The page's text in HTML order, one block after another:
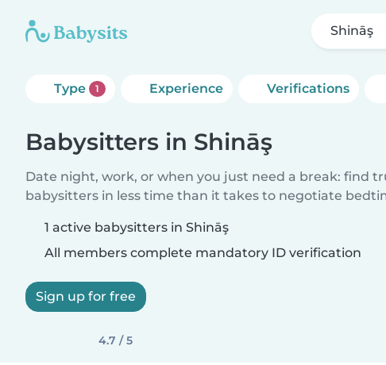
Shināş
Type 1 Experience Verifications
Babysitters in Shināş
Date night, work, or when you just need a break: find
babysitters in less time than it takes to negotiate
1 active babysitters in Shināş
All members complete mandatory ID verification
Sign up for free
4.7 / 5